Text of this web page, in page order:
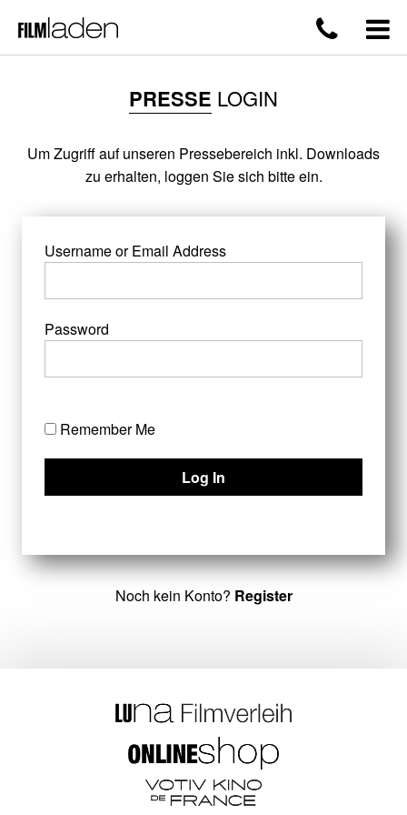
PRESSE LOGIN
Um Zugriff auf unseren Pressebereich inkl. Downloads
zu erhalten, loggen Sie sich bitte ein.
Username or Email Address
Password
Remember Me
Noch kein Konto? Register